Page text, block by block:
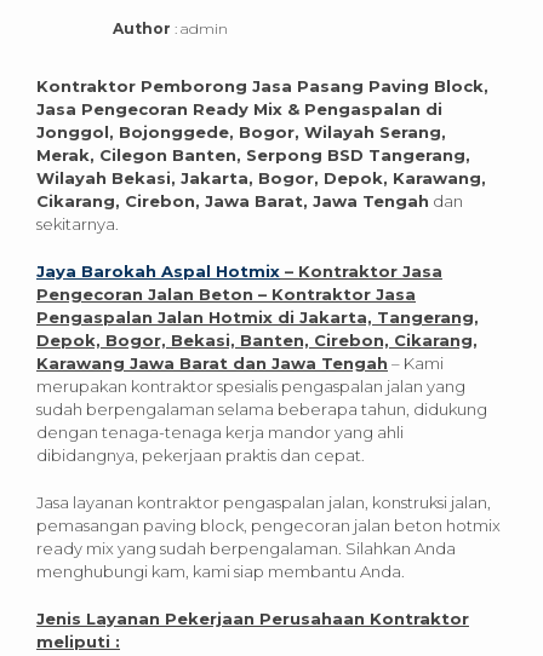
Author : admin
Kontraktor Pemborong Jasa Pasang Paving Block,
Jasa Pengecoran Ready Mix & Pengaspalan di
Jonggol, Bojonggede, Bogor, Wilayah Serang,
Merak, Cilegon Banten, Serpong BSD Tangerang,
Wilayah Bekasi, Jakarta, Bogor, Depok, Karawang,
Cikarang, Cirebon, Jawa Barat, Jawa Tengah dan
sekitarnya.
Jaya Barokah Aspal Hotmix – Kontraktor Jasa
Pengecoran Jalan Beton – Kontraktor Jasa
Pengaspalan Jalan Hotmix di Jakarta, Tangerang,
Depok, Bogor, Bekasi, Banten, Cirebon, Cikarang,
Karawang Jawa Barat dan Jawa Tengah – Kami
merupakan kontraktor spesialis pengaspalan jalan yang
sudah berpengalaman selama beberapa tahun, didukung
dengan tenaga-tenaga kerja mandor yang ahli
dibidangnya, pekerjaan praktis dan cepat.
Jasa layanan kontraktor pengaspalan jalan, konstruksi jalan,
pemasangan paving block, pengecoran jalan beton hotmix
ready mix yang sudah berpengalaman. Silahkan Anda
menghubungi kam, kami siap membantu Anda.
Jenis Layanan Pekerjaan Perusahaan Kontraktor
meliputi :